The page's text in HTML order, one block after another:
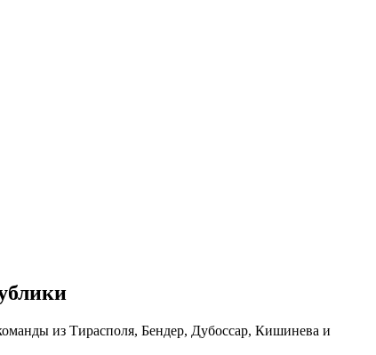
из Тирасполя, Бендер, Дубоссар, Кишинева и